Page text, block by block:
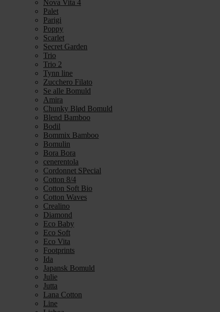
Nova Vita 4
Palet
Parigi
Poppy
Scarlet
Secret Garden
Trio
Trio 2
Tynn line
Zucchero Filato
Se alle Bomuld
Amira
Chunky Blød Bomuld
Blend Bamboo
Bodil
Bommix Bamboo
Bomulin
Bora Bora
cenerentola
Cordonnet SPecial
Cotton 8/4
Cotton Soft Bio
Cotton Waves
Crealino
Diamond
Eco Baby
Eco Soft
Eco Vita
Footprints
Ida
Japansk Bomuld
Julie
Jutta
Lana Cotton
Line